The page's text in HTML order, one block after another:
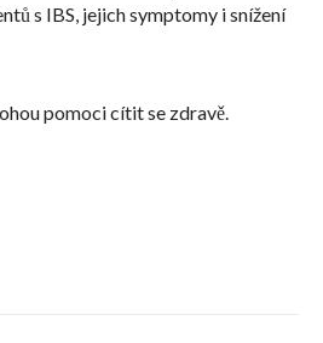
s IBS, jejich symptomy i snížení
pomoci cítit se zdravě.